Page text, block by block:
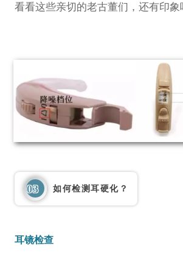
看看这些亲切的老古董们，还有印象
03 如何检测耳硬化？
耳镜检查